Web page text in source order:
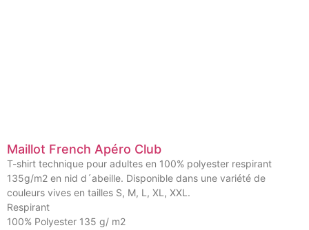
Maillot French Apéro Club
T-shirt technique pour adultes en 100% polyester respirant
135g/m2 en nid d´abeille. Disponible dans une variété de
couleurs vives en tailles S, M, L, XL, XXL.
Respirant
100% Polyester 135 g/ m2